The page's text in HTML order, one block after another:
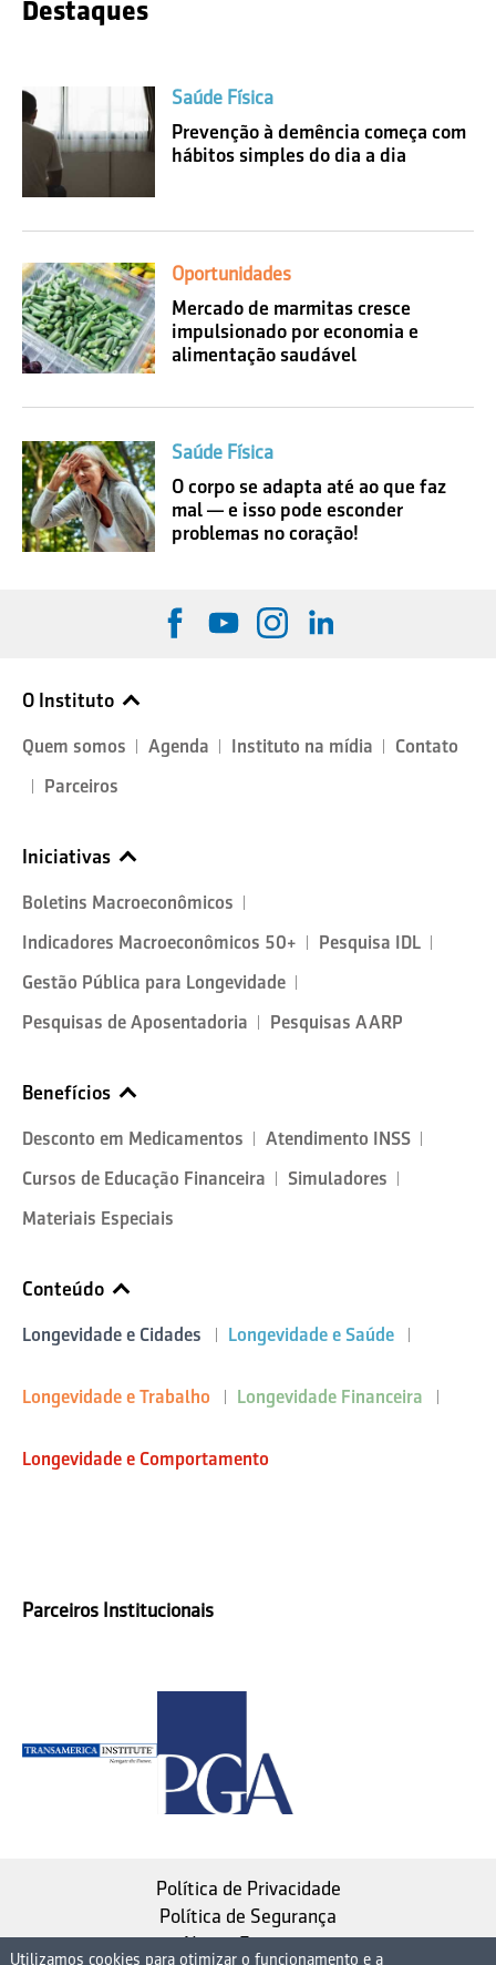
Destaques
Saúde Física
Prevenção à demência começa com
hábitos simples do dia a dia
Oportunidades
Mercado de marmitas cresce
impulsionado por economia e
alimentação saudável
Saúde Física
O corpo se adapta até ao que faz
mal — e isso pode esconder
problemas no coração!
O Instituto
Quem somos Agenda Instituto na mídia
Contato
Parceiros
Iniciativas
Boletins Macroeconômicos
Indicadores Macroeconômicos 50+
Pesquisa IDL
Gestão Pública para Longevidade
Pesquisas de Aposentadoria
Pesquisas AARP
Benefícios
Desconto em Medicamentos
Atendimento INSS
Cursos de Educação Financeira
Simuladores
Materiais Especiais
Conteúdo
Longevidade e Cidades Longevidade e Saúde
Longevidade e Trabalho Longevidade Financeira
Longevidade e Comportamento
Parceiros Institucionais
Política de Privacidade
Política de Segurança
Nosso Estatuto
Utilizamos cookies para otimizar o funcionamento e a